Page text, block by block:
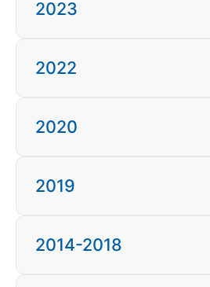
2023
2022
2020
2019
2014-2018